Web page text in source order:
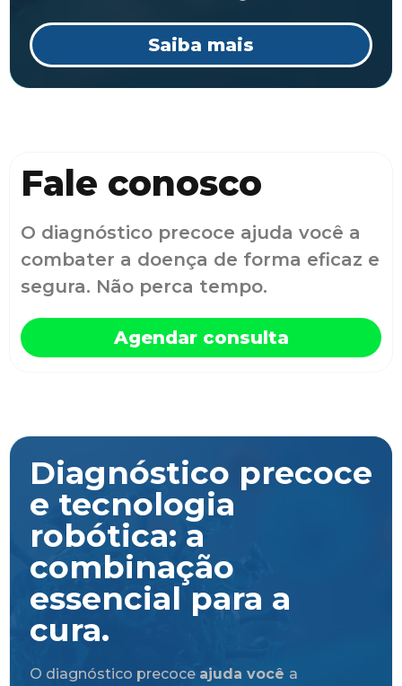
Saiba mais
Fale conosco
O diagnóstico precoce ajuda você a
combater a doença de forma eficaz e
segura. Não perca tempo.
Agendar consulta
Diagnóstico precoce
e tecnologia
robótica: a
combinação
essencial para a
cura.
O diagnóstico precoce ajuda você a